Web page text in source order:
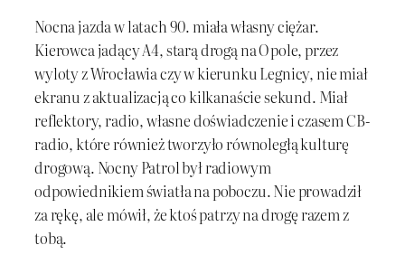
Nocna jazda w latach 90. miała własny ciężar.
Kierowca jadący A4, starą drogą na Opole, przez
wyloty z Wrocławia czy w kierunku Legnicy, nie miał
ekranu z aktualizacją co kilkanaście sekund. Miał
reflektory, radio, własne doświadczenie i czasem CB-
radio, które również tworzyło równoległą kulturę
drogową. Nocny Patrol był radiowym
odpowiednikiem światła na poboczu. Nie prowadził
za rękę, ale mówił, że ktoś patrzy na drogę razem z
tobą.